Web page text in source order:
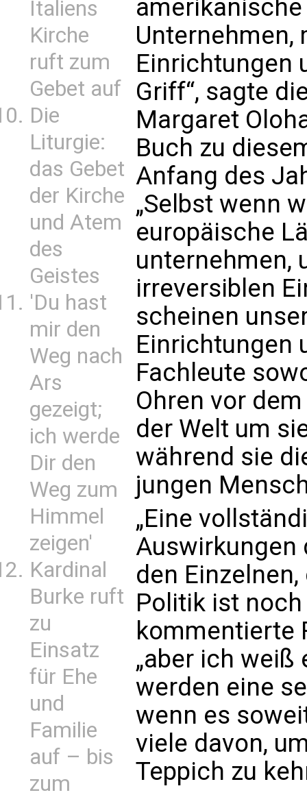
Italiens
Kirche
ruft zum
Gebet auf
Die
Liturgie:
das Gebet
der Kirche
und Atem
des
Geistes
'Du hast
mir den
Weg nach
Ars
gezeigt;
ich werde
Dir den
Weg zum
Himmel
zeigen'
Kardinal
Burke ruft
zu
Einsatz
für Ehe
und
Familie
auf – bis
zum
Unternehmen,
Einrichtungen
Griff“, sagte
Margaret
Buch zu
Anfang des
„Selbst wenn
europäische
unternehmen,
irreversiblen
scheinen
Einrichtungen
Fachleute
Ohren vor
der Welt um
während sie
jungen
„Eine
Auswirkungen
den
Politik ist
kommentierte
„aber ich weiß
werden eine
wenn es
viele davon,
Teppich zu